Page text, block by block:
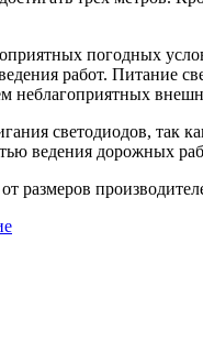
погодных
работ. Питание
неблагоприятных
светодиодов, так
ведения дорожных
размеров